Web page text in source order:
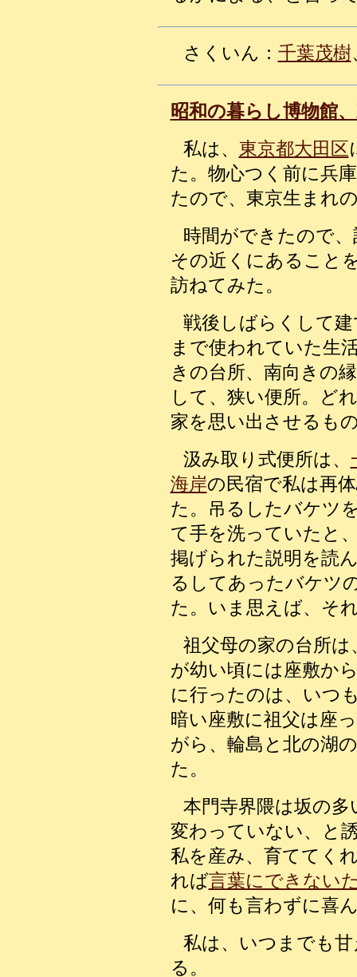
さくいん： 千葉茂樹
昭和の暮らし博物館
私は、 東京都大田区
た。物心つく前に兵
たので、東京生まれ
時間ができたので
その近くにあること
訪ねてみた。
戦後しばらくして
まで使われていた生
きの台所、南向きの
して、狭い便所。ど
家を思い出させるも
汲み取り式便所は、
海岸の民宿で私は再
た。吊るしたバケツ
て手を洗っていたと
掲げられた説明を読
るしてあったバケツ
た。いま思えば、そ
祖父母の家の台所
が幼い頃には座敷か
に行ったのは、いつ
暗い座敷に祖父は座
がら、輪島と北の湖
た。
本門寺界隈は坂の
変わっていない、と
私を産み、育ててく
れば言葉にできない
に、何も言わずに喜
私は、いつまでも
る。